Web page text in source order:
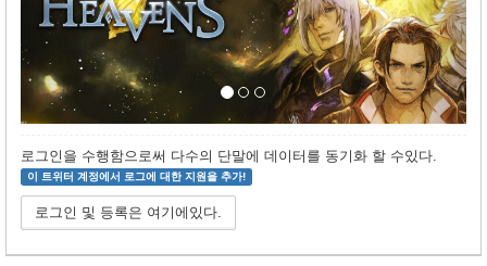
로그인을 수행함으로써 다수의 단말에 데이터를 동기화 할 수있다.
이 트위터 계정에서 로그에 대한 지원을 추가!
로그인 및 등록은 여기에있다.